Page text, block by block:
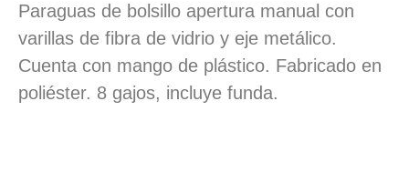
Paraguas de bolsillo apertura manual con
varillas de fibra de vidrio y eje metálico.
Cuenta con mango de plástico. Fabricado en
poliéster. 8 gajos, incluye funda.